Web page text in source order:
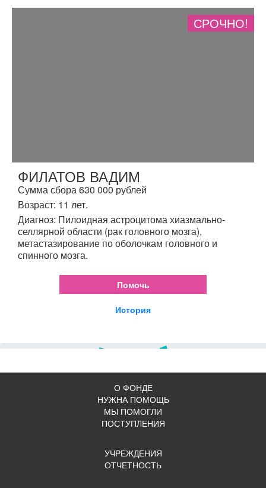
СРОЧНО!
ФИЛАТОВ ВАДИМ
Сумма сбора 630 000 рублей
Возраст: 11 лет.
Диагноз: Пилоидная астроцитома хиазмально-
селлярной области (рак головного мозга),
метастазирование по оболочкам головного и
спинного мозга.
Помочь
История
Дети, которым была оказана
УЖЕ ПОМОГЛИ
О ФОНДЕ
НУЖНА ПОМОЩЬ
МЫ ПОМОГЛИ
ПОСТУПЛЕНИЯ
УЧРЕЖДЕНИЯ
ОТЧЕТНОСТЬ